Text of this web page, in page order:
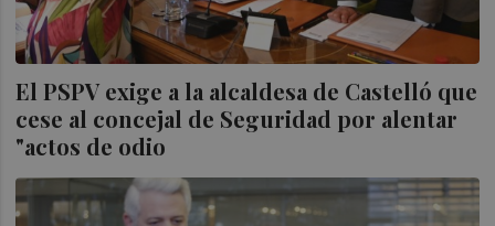
El PSPV exige a la alcaldesa de Castelló que
cese al concejal de Seguridad por alentar
"actos de odio